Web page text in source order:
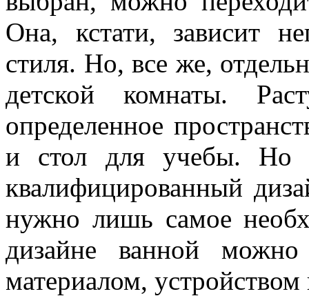
Она, кстати, зависит
стиля. Но, все же,
детской комнаты.
определенное
и стол для учебы. Но
квалифицированный
нужно лишь самое
дизайне ванной можно
материалом, устройством